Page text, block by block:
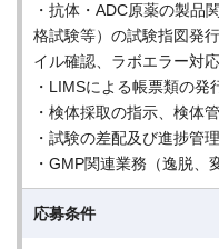
・抗体・ADC原薬の製品
格試験等）の試験指図発
イル確認、ラボエラー対応
・LIMSによる帳票類の発
・検体採取の指示、検体
・試験の差配及び進捗管理
・GMP関連業務（逸脱、
応募条件